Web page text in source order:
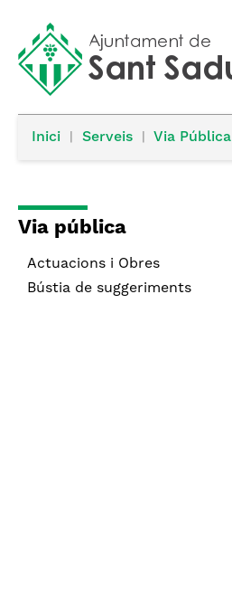
Inici Serveis Via Pública
Via pública
Actuacions i Obres
Bústia de suggeriments